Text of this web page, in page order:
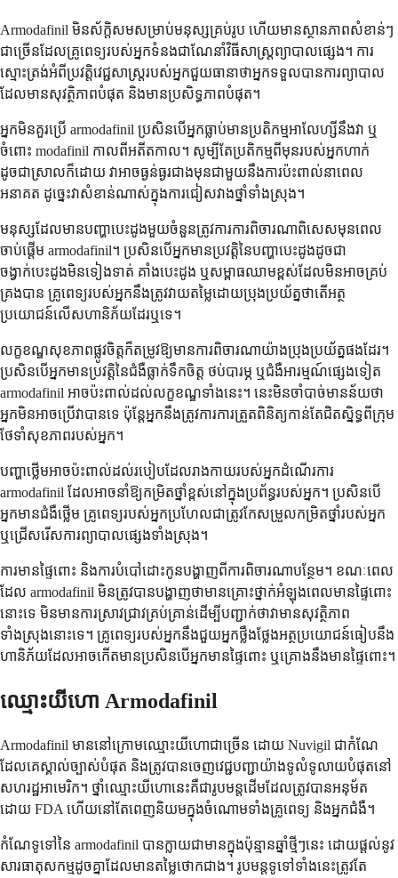
Armodafinil មិន​ស័ក្តិសម​សម្រាប់​មនុស្ស​គ្រប់​រូប ហើយ​មាន​ស្ថានភាព​សំខាន់ៗ​
ជា​ច្រើន​ដែល​គ្រូពេទ្យ​របស់​អ្នក​ទំនង​ជា​ណែនាំ​វិធីសាស្ត្រ​ព្យាបាល​ផ្សេង។ ការ​
ស្មោះត្រង់​អំពី​ប្រវត្តិ​វេជ្ជសាស្ត្រ​របស់​អ្នក​ជួយ​ធានា​ថា​អ្នក​ទទួល​បាន​ការព្យាបាល​
ដែល​មាន​សុវត្ថិភាព​បំផុត និង​មាន​ប្រសិទ្ធភាព​បំផុត។
អ្នក​មិន​គួរ​ប្រើ armodafinil ប្រសិនបើ​អ្នក​ធ្លាប់​មាន​ប្រតិកម្ម​អាលែហ្សី​នឹង​វា ឬ​
ចំពោះ modafinil កាលពី​អតីតកាល។ សូម្បីតែ​ប្រតិកម្ម​ពីមុន​របស់​អ្នក​ហាក់​
ដូចជា​ស្រាល​ក៏ដោយ វា​អាច​ធ្ងន់ធ្ងរ​ជាង​មុន​ជាមួយនឹង​ការ​ប៉ះពាល់​នាពេល​
អនាគត ដូច្នេះ​វា​សំខាន់​ណាស់​ក្នុង​ការ​ជៀសវាង​ថ្នាំ​ទាំងស្រុង។
មនុស្ស​ដែល​មាន​បញ្ហា​បេះដូង​មួយចំនួន​ត្រូវការ​ការ​ពិចារណា​ពិសេស​មុនពេល​
ចាប់ផ្តើម armodafinil។ ប្រសិនបើ​អ្នកមាន​ប្រវត្តិ​នៃ​បញ្ហា​បេះដូង​ដូចជា
ចង្វាក់បេះដូង​មិន​ទៀងទាត់ គាំងបេះដូង ឬ​សម្ពាធ​ឈាម​ខ្ពស់​ដែល​មិនអាច​គ្រប់
គ្រង​បាន គ្រូពេទ្យ​របស់​អ្នក​នឹង​ត្រូវ​វាយតម្លៃ​ដោយ​ប្រុងប្រយ័ត្ន​ថាតើ​អត្ថ
ប្រយោជន៍​លើស​ហានិភ័យ​ដែរឬទេ។
លក្ខខណ្ឌ​សុខភាព​ផ្លូវចិត្ត​ក៏​តម្រូវឱ្យ​មានការ​ពិចារណា​យ៉ាង​ប្រុងប្រយ័ត្ន​ផងដែរ។
ប្រសិនបើ​អ្នកមាន​ប្រវត្តិ​នៃ​ជំងឺ​ធ្លាក់​ទឹកចិត្ត ថប់​បារម្ភ ឬ​ជំងឺ​អារម្មណ៍​ផ្សេងទៀត
armodafinil អាច​ប៉ះពាល់​ដល់​លក្ខខណ្ឌ​ទាំងនេះ។ នេះ​មិន​ចាំបាច់​មានន័យថា​
អ្នក​មិនអាច​ប្រើ​វា​បាន​ទេ ប៉ុន្តែ​អ្នក​នឹង​ត្រូវការ​ការត្រួតពិនិត្យ​កាន់តែ​ជិតស្និទ្ធ​ពី​ក្រុម​
ថែទាំ​សុខភាព​របស់​អ្នក។
បញ្ហា​ថ្លើម​អាច​ប៉ះពាល់​ដល់​របៀប​ដែល​រាងកាយ​របស់​អ្នក​ដំណើរការ
armodafinil ដែល​អាច​នាំឱ្យ​កម្រិត​ថ្នាំ​ខ្ពស់​នៅក្នុង​ប្រព័ន្ធ​របស់​អ្នក។ ប្រសិនបើ​
អ្នកមាន​ជំងឺ​ថ្លើម គ្រូពេទ្យ​របស់​អ្នក​ប្រហែលជា​ត្រូវ​កែសម្រួល​កម្រិត​ថ្នាំ​របស់​អ្នក
ឬ​ជ្រើសរើស​ការព្យាបាល​ផ្សេង​ទាំងស្រុង។
ការ​មាន​ផ្ទៃពោះ និង​ការ​បំបៅ​ដោះ​កូន​បង្ហាញ​ពី​ការ​ពិចារណា​បន្ថែម។ ខណៈពេល
ដែល armodafinil មិន​ត្រូវបាន​បង្ហាញថា​មាន​គ្រោះថ្នាក់​អំឡុងពេល​មាន​ផ្ទៃពោះ​
នោះទេ មិនមាន​ការស្រាវជ្រាវ​គ្រប់គ្រាន់​ដើម្បី​បញ្ជាក់ថា​វា​មាន​សុវត្ថិភាព​
ទាំងស្រុង​នោះទេ។ គ្រូពេទ្យ​របស់​អ្នក​នឹង​ជួយ​អ្នក​ថ្លឹងថ្លែង​អត្ថប្រយោជន៍​ធៀប​នឹង​
ហានិភ័យ​ដែលអាចកើតមាន​ប្រសិនបើ​អ្នក​មាន​ផ្ទៃពោះ ឬ​គ្រោង​នឹង​មាន​ផ្ទៃពោះ។
ឈ្មោះ​យីហោ Armodafinil
Armodafinil មាន​នៅក្រោម​ឈ្មោះ​យីហោ​ជាច្រើន ដោយ Nuvigil ជា​កំណែ​
ដែល​គេ​ស្គាល់​ច្បាស់​បំផុត និង​ត្រូវបាន​ចេញវេជ្ជបញ្ជា​យ៉ាង​ទូលំទូលាយ​បំផុត​នៅ​
សហរដ្ឋអាមេរិក។ ថ្នាំ​ឈ្មោះ​យីហោ​នេះ​គឺជា​រូបមន្ត​ដើម​ដែល​ត្រូវបាន​អនុម័ត​
ដោយ FDA ហើយ​នៅតែ​ពេញនិយម​ក្នុងចំណោម​ទាំង​គ្រូពេទ្យ និង​អ្នកជំងឺ។
កំណែទូទៅនៃ armodafinil បានក្លាយជាមានក្នុងប៉ុន្មានឆ្នាំថ្មីៗនេះ ដោយផ្តល់នូវ
សារធាតុសកម្មដូចគ្នាដែលមានតម្លៃថោកជាង។ រូបមន្តទូទៅទាំងនេះត្រូវតែ